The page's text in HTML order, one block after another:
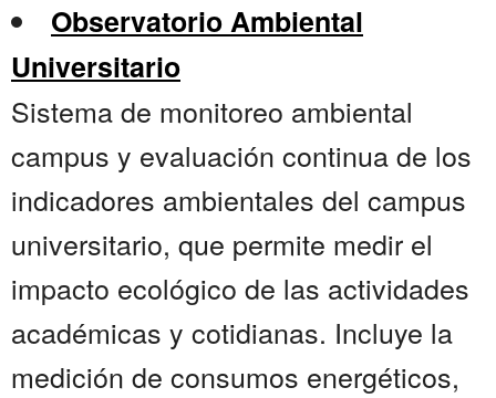
Observatorio Ambiental
Universitario
Sistema de monitoreo ambiental
campus y evaluación continua de los
indicadores ambientales del campus
universitario, que permite medir el
impacto ecológico de las actividades
académicas y cotidianas. Incluye la
medición de consumos energéticos,